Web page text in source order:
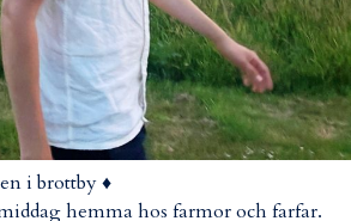
i brottby ♦
hemma hos farmor och farfar.